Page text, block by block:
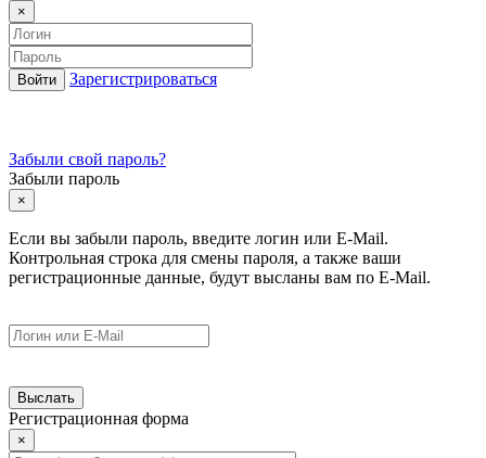
×
Зарегистрироваться
Забыли свой пароль?
Забыли пароль
×
Если вы забыли пароль, введите логин или E-Mail.
Контрольная строка для смены пароля, а также ваши
регистрационные данные, будут высланы вам по E-Mail.
Регистрационная форма
×